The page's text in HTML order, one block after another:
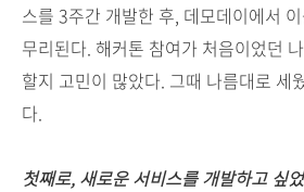
스를 3주간 개발한 후, 데모데이에서
무리된다. 해커톤 참여가 처음이었던
할지 고민이 많았다. 그때 나름대로 세
다.
첫째로, 새로운 서비스를 개발하고 싶